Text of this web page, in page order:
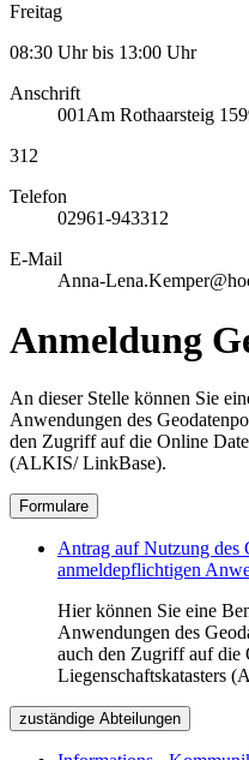
Freitag
08:30 Uhr bis 13:00 Uhr
Anschrift
001 Am Rothaarsteig 1
312
Telefon
02961-943312
E-Mail
Anna-
Anmeldung
An dieser Stelle können Sie
Anwendungen des
den Zugriff auf die Online
(ALKIS/ LinkBase).
Formulare
Antrag auf Nutzung des
anmeldepflichtigen
Hier können Sie eine
Anwendungen des
auch den Zugriff auf die
Liegenschaftskatasters
zuständige Abteilungen